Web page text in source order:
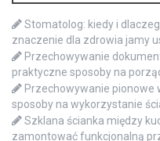
Stomatolog: kiedy i
znaczenie dla zdrowia jamy
Przechowywanie
praktyczne sposoby na
Przechowywanie pionowe
sposoby na wykorzystanie
Szklana ścianka między
zamontować funkcjonalną